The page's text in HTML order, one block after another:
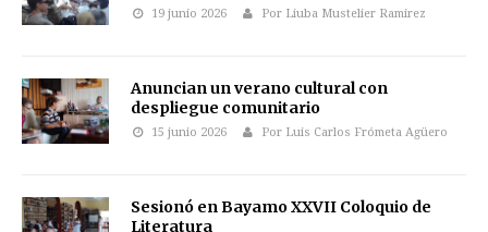
19 junio 2026 Por Liuba Mustelier Ramirez
Anuncian un verano cultural con
despliegue comunitario
15 junio 2026 Por Luis Carlos Frómeta Agüero
Sesionó en Bayamo XXVII Coloquio de
Literatura